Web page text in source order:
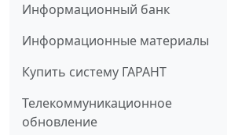
Информационный банк
Информационные материалы
Купить систему ГАРАНТ
Телекоммуникационное
обновление